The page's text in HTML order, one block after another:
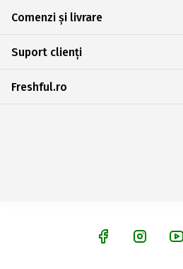
Comenzi și livrare
Suport clienți
Freshful.ro